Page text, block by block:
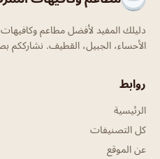
دليلك المفيد لأفضل مطاعم وكافيهات
الأحساء، الجبيل، القطيف. نشارككم
روابط
الرئيسية
كل التصنيفات
عن الموقع